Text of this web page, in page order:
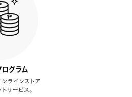
ログラム
ラインストア
サービス。